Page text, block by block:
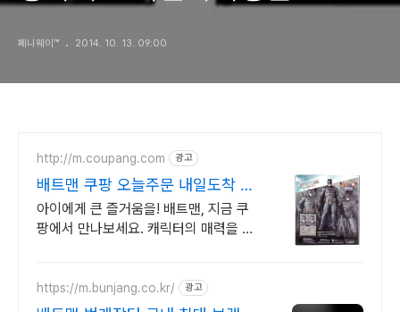
페니웨이™ 2014. 10. 13. 09:00
http://m.coupang.com 광고
배트맨 쿠팡 오늘주문 내일도착 로
켓배송
아이에게 큰 즐거움을! 배트맨, 지금 쿠
팡에서 만나보세요. 캐릭터의 매력을 그
https://m.bunjang.co.kr/ 광고